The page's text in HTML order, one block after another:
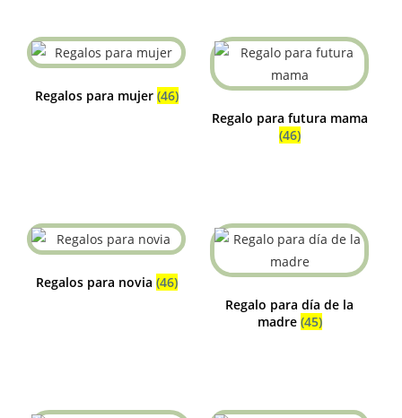
Regalos para mujer (46)
Regalo para futura mama
(46)
Regalos para novia (46)
Regalo para día de la
madre (45)